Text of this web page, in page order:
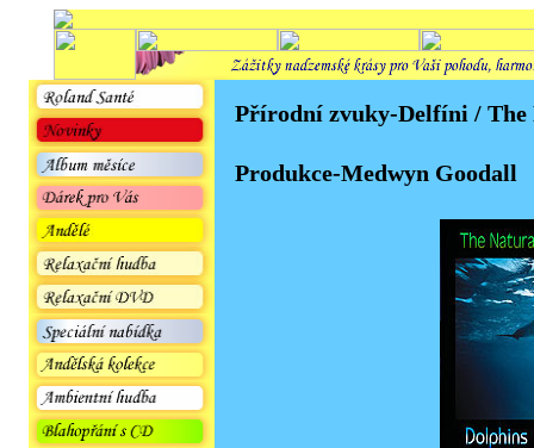
Přírodní zvuky-Delfíni / The
Produkce-Medwyn Goodall